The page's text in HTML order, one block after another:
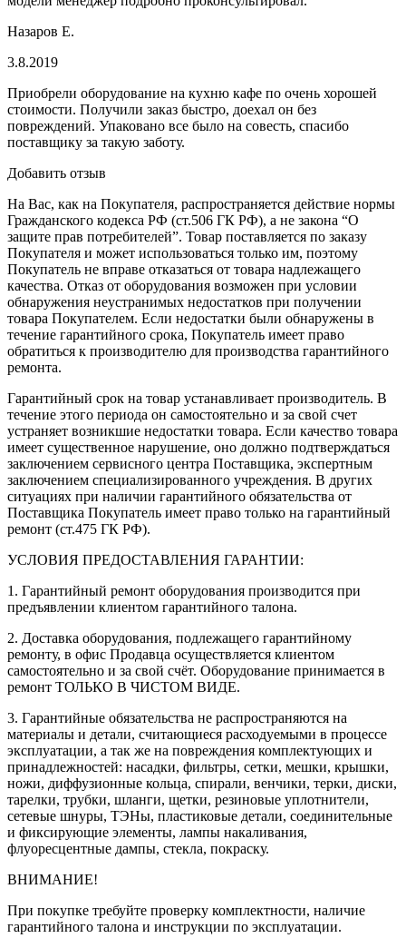
Назаров Е.
3.8.2019
Приобрели оборудование на кухню кафе по очень хорошей
стоимости. Получили заказ быстро, доехал он без
повреждений. Упаковано все было на совесть, спасибо
поставщику за такую заботу.
Добавить отзыв
На Вас, как на Покупателя, распространяется действие нормы
Гражданского кодекса РФ (ст.506 ГК РФ), а не закона “О
защите прав потребителей”. Товар поставляется по заказу
Покупателя и может использоваться только им, поэтому
Покупатель не вправе отказаться от товара надлежащего
качества. Отказ от оборудования возможен при условии
обнаружения неустранимых недостатков при получении
товара Покупателем. Если недостатки были обнаружены в
течение гарантийного срока, Покупатель имеет право
обратиться к производителю для производства гарантийного
ремонта.
Гарантийный срок на товар устанавливает производитель. В
течение этого периода он самостоятельно и за свой счет
устраняет возникшие недостатки товара. Если качество товара
имеет существенное нарушение, оно должно подтверждаться
заключением сервисного центра Поставщика, экспертным
заключением специализированного учреждения. В других
ситуациях при наличии гарантийного обязательства от
Поставщика Покупатель имеет право только на гарантийный
ремонт (ст.475 ГК РФ).
УСЛОВИЯ ПРЕДОСТАВЛЕНИЯ ГАРАНТИИ:
1. Гарантийный ремонт оборудования производится при
предъявлении клиентом гарантийного талона.
2. Доставка оборудования, подлежащего гарантийному
ремонту, в офис Продавца осуществляется клиентом
самостоятельно и за свой счёт. Оборудование принимается в
ремонт ТОЛЬКО В ЧИСТОМ ВИДЕ.
3. Гарантийные обязательства не распространяются на
материалы и детали, считающиеся расходуемыми в процессе
эксплуатации, а так же на повреждения комплектующих и
принадлежностей: насадки, фильтры, сетки, мешки, крышки,
ножи, диффузионные кольца, спирали, венчики, терки, диски,
тарелки, трубки, шланги, щетки, резиновые уплотнители,
сетевые шнуры, ТЭНы, пластиковые детали, соединительные
и фиксирующие элементы, лампы накаливания,
флуоресцентные дампы, стекла, покраску.
ВНИМАНИЕ!
При покупке требуйте проверку комплектности, наличие
гарантийного талона и инструкции по эксплуатации.